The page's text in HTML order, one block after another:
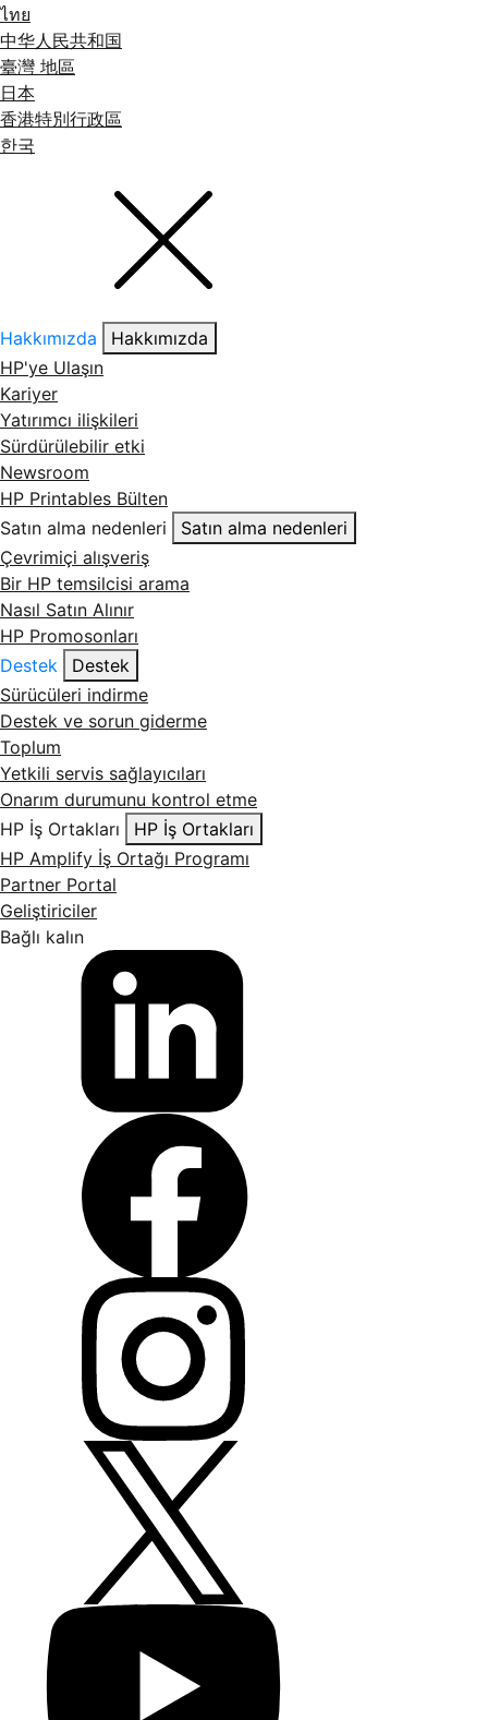
ไทย
中华人民共和国
臺灣 地區
日本
香港特別行政區
한국
Hakkımızda
Hakkımızda
HP'ye Ulaşın
Kariyer
Yatırımcı ilişkileri
Sürdürülebilir etki
Newsroom
HP Printables Bülten
Satın alma nedenleri
Satın alma nedenleri
Çevrimiçi alışveriş
Bir HP temsilcisi arama
Nasıl Satın Alınır
HP Promosonları
Destek
Destek
Sürücüleri indirme
Destek ve sorun giderme
Toplum
Yetkili servis sağlayıcıları
Onarım durumunu kontrol etme
HP İş Ortakları
HP İş Ortakları
HP Amplify İş Ortağı Programı
Partner Portal
Geliştiriciler
Bağlı kalın